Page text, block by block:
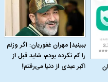
ببینید| مهران غفوریان: اگر وزنم
را کم نکرده بودم، شاید قبل از
اکبر عبدی از دنیا می‌رفتم!
سلسله |
در ایران
ریشه‌های عزاداری ماه
و تاریخ ایران